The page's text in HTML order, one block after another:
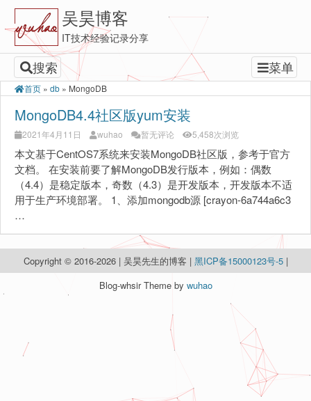
吴昊博客
IT技术经验记录分享
搜索 菜单
首页 » db » MongoDB
MongoDB4.4社区版yum安装
2021年4月11日 wuhao 暂无评论 5,458次浏览
本文基于CentOS7系统来安装MongoDB社区版，参考于官方
文档。 在安装前要了解MongoDB发行版本，例如：偶数
（4.4）是稳定版本，奇数（4.3）是开发版本，开发版本不适
用于生产环境部署。 1、添加mongodb源 [crayon-6a744a6c3
…
Copyright © 2016-2026 | 吴昊先生的博客 | 黑ICP备15000123号-5 |
Blog-whsir Theme by wuhao